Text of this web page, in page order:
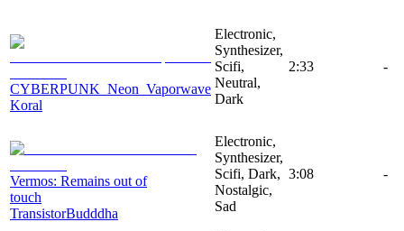
CYBERPUNK_Neon_Vaporwave
Koral
Electronic,
Synthesizer,
Scifi,
Neutral,
Dark
2:33 -
Vermos: Remains out of
touch
TransistorBudddha
Electronic,
Synthesizer,
Scifi, Dark,
Nostalgic,
Sad
3:08 -